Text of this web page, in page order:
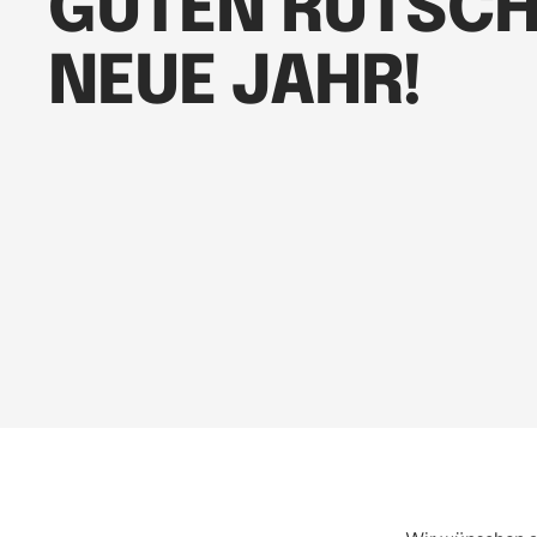
NEUE JAHR!